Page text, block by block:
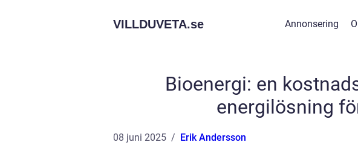
VILLDUVETA.se Annonsering
Bioenergi: en
energilösning
08 juni 2025 Erik Andersson